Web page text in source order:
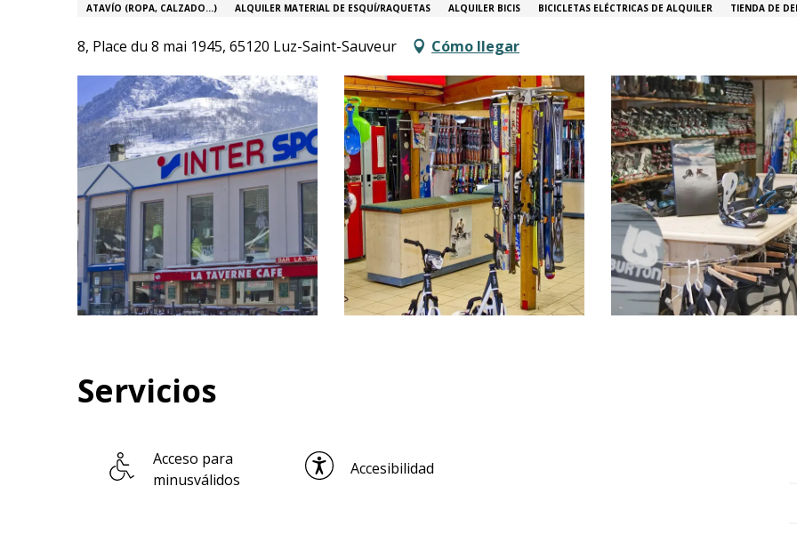
ATAVÍO (ROPA, CALZADO...) ALQUILER MATERIAL DE ESQUÍ/RAQUETAS ALQUILER BICIS BICICLETAS ELÉCTRICAS DE ALQUILER TIENDA DE
8, Place du 8 mai 1945, 65120 Luz-Saint-Sauveur Cómo llegar
Servicios
Acceso para
minusválidos
Accesibilidad